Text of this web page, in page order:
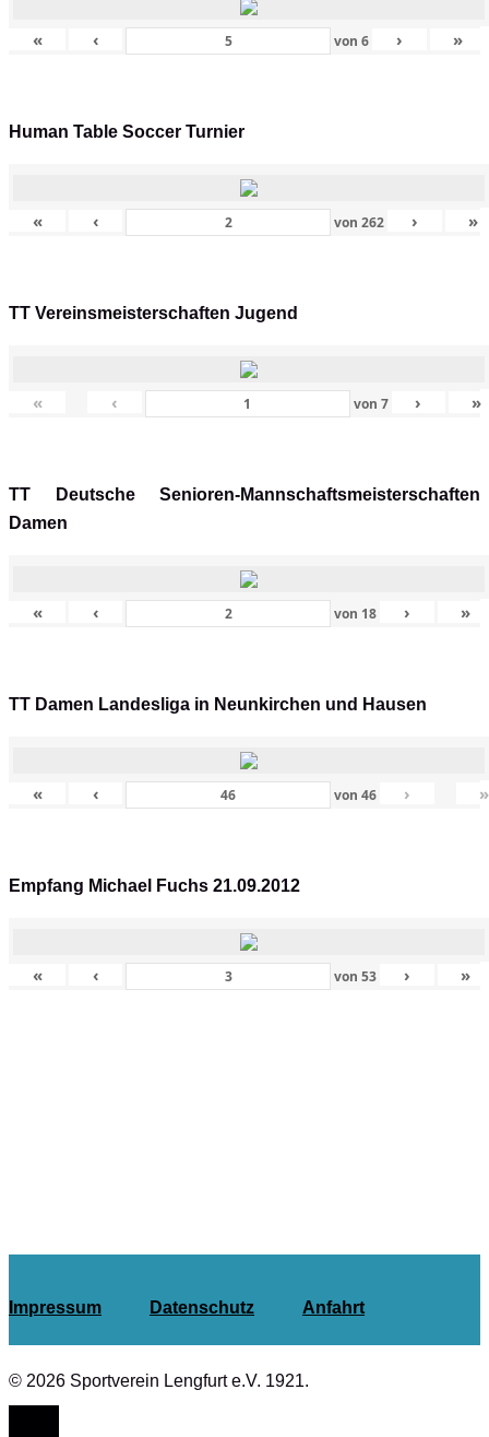
« ‹ von6 › »
Human Table Soccer Turnier
« ‹ von262 › »
TT Vereinsmeisterschaften Jugend
« ‹ von 7 › »
TT Deutsche Senioren-Mannschaftsmeisterschaften
Damen
« ‹ von 18 › »
TT Damen Landesliga in Neunkirchen und Hausen
« ‹ von46 › »
Empfang Michael Fuchs 21.09.2012
« ‹ von53 › »
Impressum Datenschutz Anfahrt
© 2026 Sportverein Lengfurt e.V. 1921.